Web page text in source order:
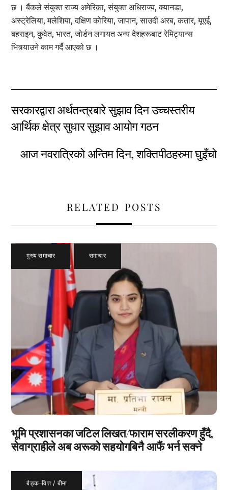
छ । बैंकले संयुक्त राज्य अमेरिका, संयुक्त अधिराज्य, क्यानडा,
अस्ट्रेलिया, मलेशिया, दक्षिण कोरिया, जापान, साउदी अरब, कतार, यूएई,
बहराइन, कुवेत, भारत, जोर्डन लगायत अन्य देशहरूबाट रेमिट्यान्स
भित्र्याउने काम गर्दै आएको छ ।
सरकारद्वारा अर्थतन्त्रबारे सुझाव दिन उच्चस्तरीय
आर्थिक क्षेत्र सुधार सुझाव आयोग गठन
आज नवरात्रिको अन्तिम दिन, शक्तिपीठहरुमा घुइँचो
RELATED POSTS
मुख्य समाचार , समाचार
भूमि प्रशासनका जटिल लिखत/फाराम सरलीकरण हुँदै,
सेवाग्राहीले अब अरूको सहयोगबिनै आफैं भर्न सक्ने
बैङ्क–वित्त / बीमा